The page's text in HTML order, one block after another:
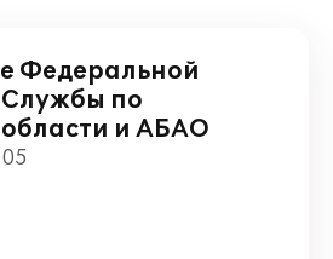
Федеральной
по
и АБАО